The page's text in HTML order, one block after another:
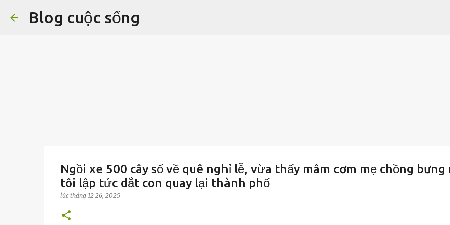
Blog cuộc sống
Ngồi xe 500 cây số về quê nghỉ lễ, vừa thấy mâm cơm mẹ chồng bưng
tôi lập tức dắt con quay lại thành phố
lúc tháng 12 26, 2025